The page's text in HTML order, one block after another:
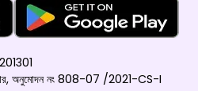
অনুমোদন নং 808-07 /2021-CS-I